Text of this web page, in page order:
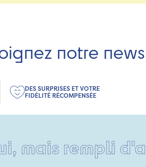
notre
DES SURPRISES ET VOTRE
FIDÉLITÉ RÉCOMPENSÉE
d'amour